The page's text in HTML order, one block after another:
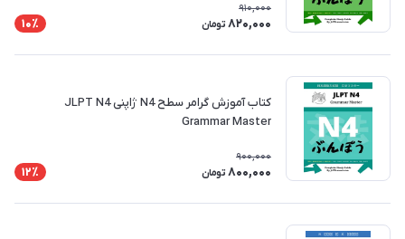
910,000
820,000 تومان 10٪
کتاب آموزش گرامر سطح N4 ژاپنی JLPT N4
Grammar Master
900,000
800,000 تومان 12٪